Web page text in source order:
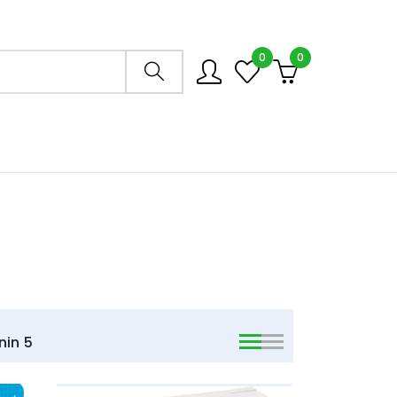
Arama mağazası
0 0
5